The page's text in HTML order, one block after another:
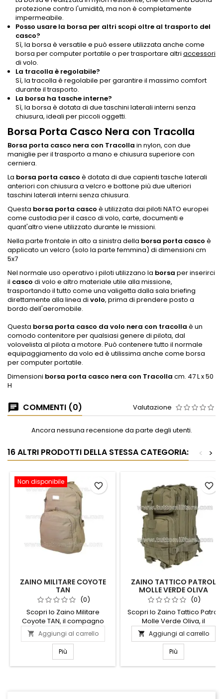
protezione contro l'umidità, ma non è completamente
impermeabile.
Posso usare la borsa per altri scopi oltre al trasporto del
casco?
Sì, la borsa è versatile e può essere utilizzata anche come
borsa per computer portatile o per trasportare altri accessori
di volo.
La tracolla è regolabile?
Sì, la tracolla è regolabile per garantire il massimo comfort
durante il trasporto.
La borsa ha tasche interne?
Sì, la borsa è dotata di due taschini laterali interni senza
chiusura, ideali per piccoli oggetti.
Borsa Porta Casco Nera con Tracolla
Borsa porta casco nera con Tracolla in nylon, con due
maniglie per il trasporto a mano e chiusura superiore con
cerniera.
La borsa porta casco è dotata di due capienti tasche laterali
anteriori con chiusura a velcro e bottone più due ulteriori
taschini laterali interni senza chiusura.
Questa borsa porta casco è utilizzata dai piloti NATO europei
come custodia per il casco di volo, carte, documenti e
quant'altro viene utilizzato durante le missioni.
Nella parte frontale in alto a sinistra della borsa porta casco è
applicato un velcro (solo la parte femmina) di dimensioni cm
5x7
Nel normale uso operativo i piloti utilizzano la borsa per inserirci
il casco di volo e altro materiale utile alla missione,
trasportando il tutto come una valigetta dalla sala briefing
direttamente alla linea di volo, prima di prendere posto a
bordo dell'aeromobile.
Questa borsa porta casco da volo nera con tracolla è un
comodo contenitore per qualsiasi genere di pilota, dal
volovelista al pilota a motore. Può contenere tutto il normale
equipaggiamento da volo ed è utilissima anche come borsa
per computer portatile.
Dimensioni borsa porta casco nera con Tracolla cm. 47 L x 50
H
COMMENTI (0) Valutazione
Ancora nessuna recensione da parte degli utenti.
16 ALTRI PRODOTTI DELLA STESSA CATEGORIA: >
<
Non disponibile
ZAINO MILITARE COYOTE
TAN
(0)
Scopri lo Zaino Militare
Coyote TAN, il compagno
ideale per le tue avventure
all'aperto. Realizzato con
materiali resistenti e di alta
qualità, questo zaino offre
una capacità spaziosa per
 Aggiungi al carrello
Più
favorite_border
ZAINO TATTICO PATROL
MOLLE VERDE OLIVA
(0)
Scopri lo Zaino Tattico Patrol
Molle Verde Oliva, il
compagno ideale per le tue
avventure all'aperto.
Progettato per resistere alle
condizioni più estreme, offre
un ampio spazio di
grazie al sistema Molle, che
 Aggiungi al carrello
Più
favorite_border